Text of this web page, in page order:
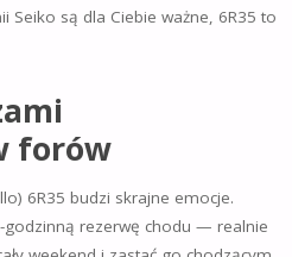
Seiko są dla Ciebie ważne, 6R35 to
forów
6R35 budzi skrajne emocje.
godzinną rezerwę chodu — realnie